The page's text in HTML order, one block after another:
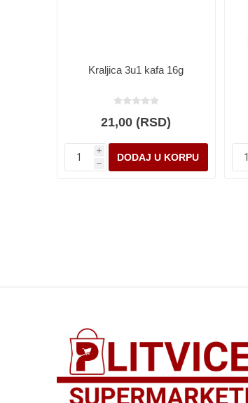
Kraljica 3u1 kafa 16g
21,00 (RSD)
i
h